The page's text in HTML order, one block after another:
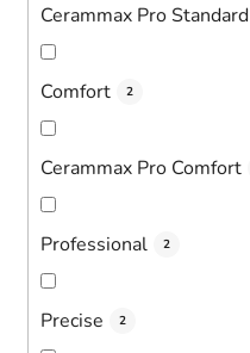
Cerammax Pro Standard
Comfort 2
Cerammax Pro Comfort
Professional 2
Precise 2